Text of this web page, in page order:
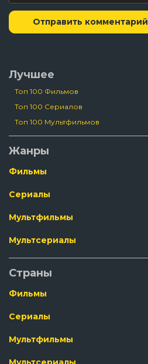
Отправить комментарий
Лучшее
Топ 100 Фильмов
Топ 100 Сериалов
Топ 100 Мультфильмов
Жанры
Фильмы
Сериалы
Мультфильмы
Мультсериалы
Страны
Фильмы
Сериалы
Мультфильмы